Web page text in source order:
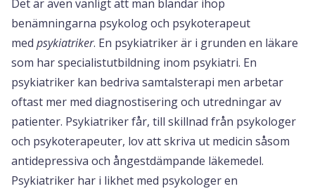
Det är även vanligt att man blandar ihop
benämningarna psykolog och psykoterapeut
med psykiatriker. En psykiatriker är i grunden en läkare
som har specialistutbildning inom psykiatri. En
psykiatriker kan bedriva samtalsterapi men arbetar
oftast mer med diagnostisering och utredningar av
patienter. Psykiatriker får, till skillnad från psykologer
och psykoterapeuter, lov att skriva ut medicin såsom
antidepressiva och ångestdämpande läkemedel.
Psykiatriker har i likhet med psykologer en